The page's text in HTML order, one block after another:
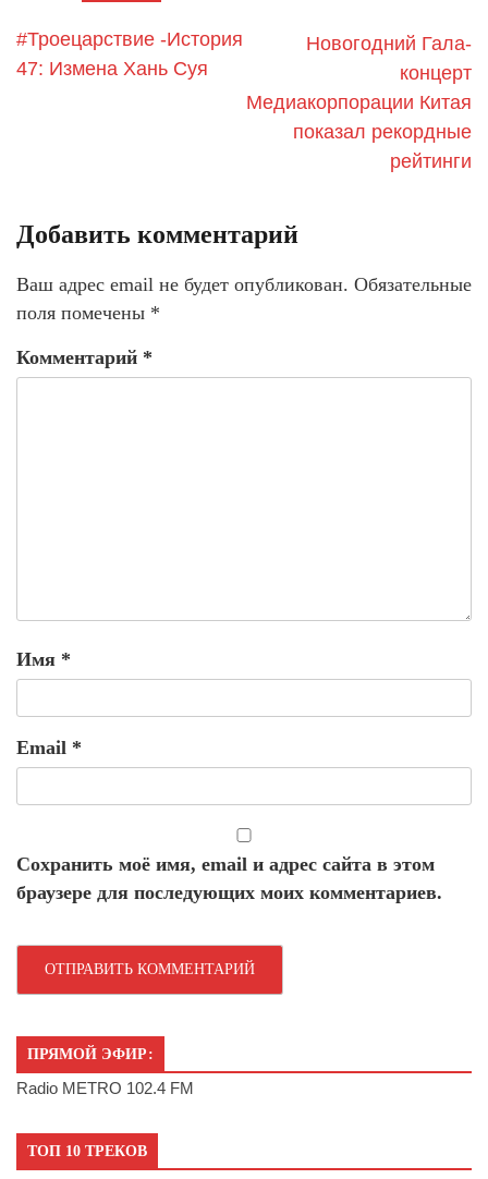
#Троецарствие -История
47: Измена Хань Суя
​Новогодний Гала-
концерт
Медиакорпорации Китая
показал рекордные
рейтинги
Добавить комментарий
Ваш адрес email не будет опубликован. Обязательные
поля помечены *
Комментарий *
Имя *
Email *
Сохранить моё имя, email и адрес сайта в этом
браузере для последующих моих комментариев.
ПРЯМОЙ ЭФИР:
Radio METRO 102.4 FM
ТОП 10 ТРЕКОВ